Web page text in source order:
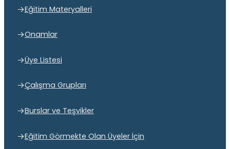
Eğitim Materyalleri
Onamlar
Üye Listesi
Çalışma Grupları
Burslar ve Teşvikler
Eğitim Görmekte Olan Üyeler İçin